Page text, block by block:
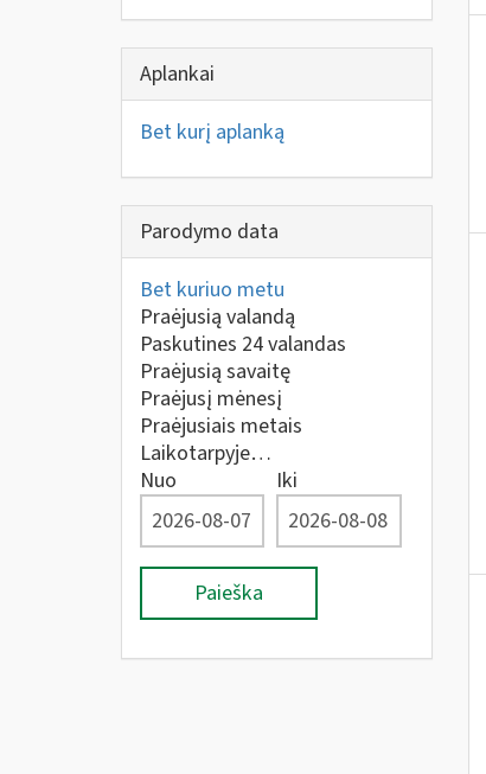
Aplankai
Bet kurį aplanką
Parodymo data
Bet kuriuo metu
Praėjusią valandą
Paskutines 24 valandas
Praėjusią savaitę
Praėjusį mėnesį
Praėjusiais metais
Laikotarpyje…
Nuo
Iki
Paieška